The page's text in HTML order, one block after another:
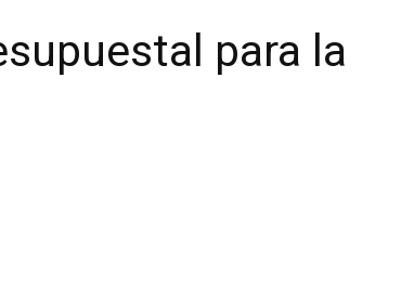
para la